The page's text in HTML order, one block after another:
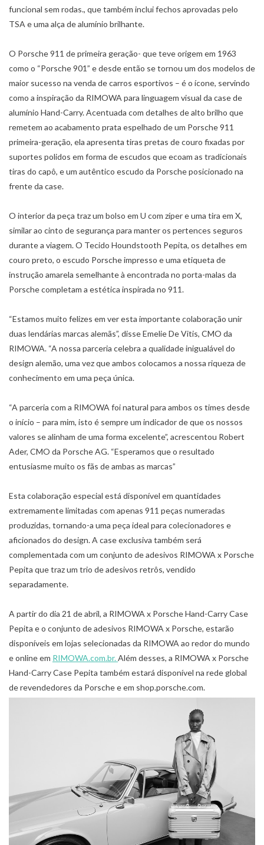
funcional sem rodas., que também inclui fechos aprovadas pelo
TSA e uma alça de alumínio brilhante.
O Porsche 911 de primeira geração- que teve origem em 1963
como o “Porsche 901” e desde então se tornou um dos modelos de
maior sucesso na venda de carros esportivos – é o ícone, servindo
como a inspiração da RIMOWA para linguagem visual da case de
alumínio Hand-Carry. Acentuada com detalhes de alto brilho que
remetem ao acabamento prata espelhado de um Porsche 911
primeira-geração, ela apresenta tiras pretas de couro fixadas por
suportes polidos em forma de escudos que ecoam as tradicionais
tiras do capô, e um autêntico escudo da Porsche posicionado na
frente da case.
O interior da peça traz um bolso em U com zíper e uma tira em X,
similar ao cinto de segurança para manter os pertences seguros
durante a viagem. O Tecido Houndstooth Pepita, os detalhes em
couro preto, o escudo Porsche impresso e uma etiqueta de
instrução amarela semelhante à encontrada no porta-malas da
Porsche completam a estética inspirada no 911.
“Estamos muito felizes em ver esta importante colaboração unir
duas lendárias marcas alemãs”, disse Emelie De Vitis, CMO da
RIMOWA. “A nossa parceria celebra a qualidade inigualável do
design alemão, uma vez que ambos colocamos a nossa riqueza de
conhecimento em uma peça única.
“A parceria com a RIMOWA foi natural para ambos os times desde
o início – para mim, isto é sempre um indicador de que os nossos
valores se alinham de uma forma excelente”, acrescentou Robert
Ader, CMO da Porsche AG. “Esperamos que o resultado
entusiasme muito os fãs de ambas as marcas”
Esta colaboração especial está disponível em quantidades
extremamente limitadas com apenas 911 peças numeradas
produzidas, tornando-a uma peça ideal para colecionadores e
aficionados do design. A case exclusiva também será
complementada com um conjunto de adesivos RIMOWA x Porsche
Pepita que traz um trio de adesivos retrôs, vendido
separadamente.
A partir do dia 21 de abril, a RIMOWA x Porsche Hand-Carry Case
Pepita e o conjunto de adesivos RIMOWA x Porsche, estarão
disponíveis em lojas selecionadas da RIMOWA ao redor do mundo
e online em RIMOWA.com.br.Além desses, a RIMOWA x Porsche
Hand-Carry Case Pepita também estará disponível na rede global
de revendedores da Porsche e em shop.porsche.com.